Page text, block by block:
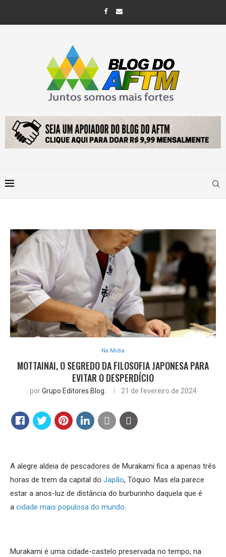
Na Mídia
MOTTAINAI, O SEGREDO DA FILOSOFIA JAPONESA PARA
EVITAR O DESPERDÍCIO
porGrupo Editores Blog. 21 de fevereiro de 2024
A alegre aldeia de pescadores de Murakami fica a apenas três
horas de trem da capital do Japão, Tóquio. Mas ela parece
estar a anos-luz de distância do burburinho daquela que é
a cidade mais populosa do mundo.
Murakami é uma cidade-castelo preservada no tempo, na